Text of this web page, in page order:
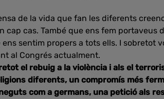
de la vida que fan les diferents
cap cas. També que ens fem portaveus
sentim propers a tots ells. I sobretot
al Congrés actualment.
el rebuig a la violència i als el
diferents, un compromís més
com a germans, una petició als